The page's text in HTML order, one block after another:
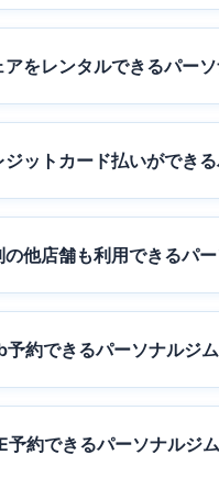
をレンタルできるパー
ットカード払いができ
他店舗も利用できるパ
約できるパーソナルジ
約できるパーソナルジ